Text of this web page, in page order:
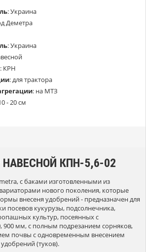
:Украина
Деметра
:Украина
: КРН
: для трактора
: на МТЗ
- 20 см
КПН-5,6-02
с баками изготовленными из
нового поколения, которые
внесеня удобрений - предназначен для
посевов кукурузы, подсолнечника,
культур, посеянных с
900 мм, с полным подрезанием сорняков,
почвы с одновременным внесением
(туков).